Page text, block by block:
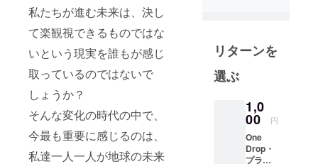
私たちが進む未来は、決し
て楽観視できるものではな
いという現実を誰もが感じ
取っているのではないで
しょうか？
そんな変化の時代の中で、
今最も重要に感じるのは、
私達一人一人が地球の未来
を前向きに
変える活動
を展開して
国連が提唱
SDGs(持続
可能な開発
リターンを
選ぶ
1,0
00 円
One
Drop・
プラン